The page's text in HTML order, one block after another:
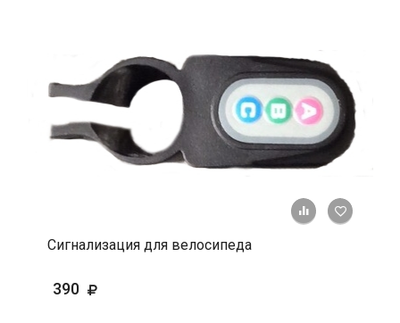
+ К
Сигнализация для велосипеда
390